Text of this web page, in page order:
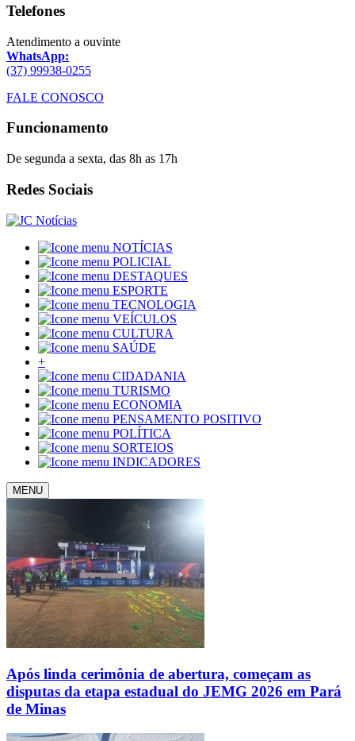
Telefones
Atendimento a ouvinte
WhatsApp:
(37) 99938-0255
FALE CONOSCO
Funcionamento
De segunda a sexta, das 8h as 17h
Redes Sociais
NOTÍCIAS
POLICIAL
DESTAQUES
ESPORTE
TECNOLOGIA
VEÍCULOS
CULTURA
SAÚDE
+
CIDADANIA
TURISMO
ECONOMIA
PENSAMENTO POSITIVO
POLÍTICA
SORTEIOS
INDICADORES
MENU
Após linda cerimônia de abertura, começam as
disputas da etapa estadual do JEMG 2026 em Pará
de Minas